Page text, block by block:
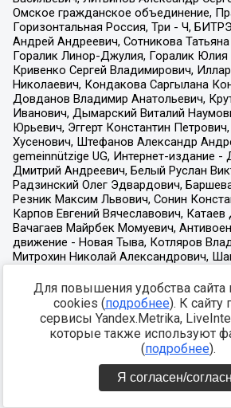
Для повышения удобства
cookies (подробнее). К
сервисы Yandex.Metrika,
которые также используют
(подробнее).
Я согласен/